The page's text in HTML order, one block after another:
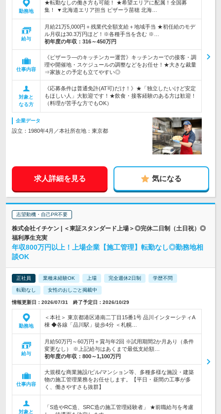
勤務地
★転勤なしの働き方も可能！ ★希望エリアに配属！全国募
集！ ▼北海道エリア担当 ピザーラ苗穂 北海…
給与
月給21万5,000円＋残業代全額支給＋地域手当 ★初任給のモデ
ル月収は30.3万円ほど！※各種手当を含む ※…
初年度の年収： 316～450万円
仕事内容
《ピザーラ―のキッチンカー運営》キッチンカーでの接客・調
理や開催地・スケジュールの調整などをお任せ！★大きな裁量
⇒家族との予定も立てやすい◎
対象と
なる方
《応募条件は普通免許(AT可)だけ！》★「独立したいけど安定
もほしい人」大歓迎です！★飲食・接客経験のある方は歓迎！
（料理が苦手な方でもOK）
企業データ
設立：1980年4月／本社所在地：東京都
求人詳細を見る 気になる
志望動機・自己PR不要
株式会社イチケン | ＜東証スタンダード上場＞◎完休二日制（土日祝）◎
福利厚生充実
年収800万円以上！上場企業【施工管理】転勤なし◎勤務地相
談OK
正社員 業種未経験OK 上場 完全週休2日制 学歴不問
転勤なし 女性のおしごと掲載中
情報更新日：2026/07/31 終了予定日：2026/10/29
勤務地
＜本社＞ 東京都港区港南二丁目15番1号 品川インターシティA
棟 ◆各線「品川駅」徒歩4分 ＜札幌…
給与
月給50万円～60万円＋賞与年2回 ※試用期間2か月あり（条件
変更なし） ※上記給与はあくまで最低支給額…
初年度の年収： 800～1,100万円
仕事内容
大規模な商業施設/ビル/マンション等、多種多様な施設・建築
物の施工管理業務をお任せします。【平日・昼間の工事が多
く、働きやすさも抜群】
対象と
「S造やRC造、SRC造の施工管理経験者」 ★前職給与を考慮